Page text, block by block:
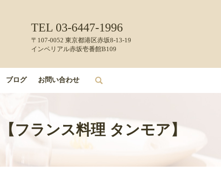
ブログ お問い合わせ search
TEL 03-6447-1996
〒107-0052 東京都港区赤坂8-13-19
インペリアル赤坂壱番館B109
フランス料理 タンモア】